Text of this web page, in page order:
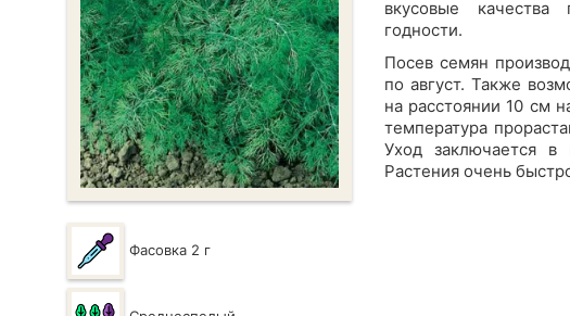
Фасовка 2 г
вкусовые качества
годности.
Посев семян
по август. Также
на расстоянии 10 см
температура
Уход заключается в
Растения очень